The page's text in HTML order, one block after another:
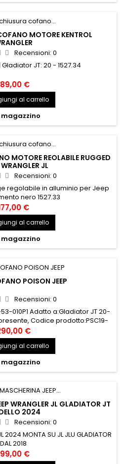
MOTORE KENTROL
Recensioni: 0
Gladiator JT: 20 - 1527.34
€
al carrello
magazzino
MOTORE REOLABILE RUGGED
JL
Recensioni: 0
regolabile in alluminio per Jeep
nero 1527.33
€
al carrello
magazzino
POISON JEEP
Recensioni: 0
010P1 Adatto a:Gladiator JT 20-
Codice prodotto:PSC19-
53-010P1€
al carrello
magazzino
WRANGLER JL GLADIATOR JT
2024
Recensioni: 0
2024 MONTA SU JL JLU GLADIATOR
DAL 2018
€